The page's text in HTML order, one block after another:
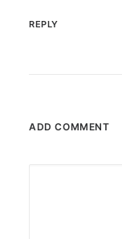
REPLY
ADD COMMENT